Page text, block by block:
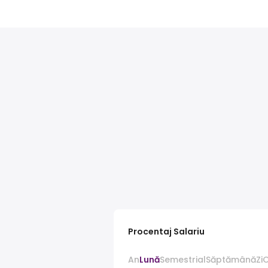
Procentaj Salariu
AnLunăSemestrialSăptămânăZi